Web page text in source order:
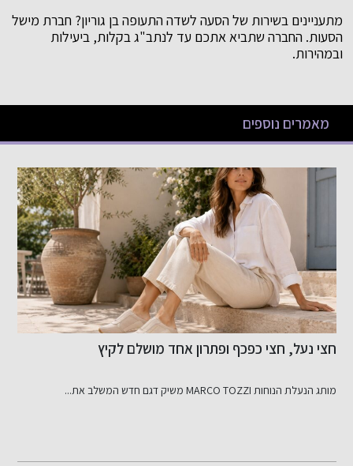
מתעניינים בשירות של הסעה לשדה התעופה בן גוריון? חברת מישל
הסעות. החברה שתביא אתכם עד לנתב"ג בקלות, ביעילות
ובמהירות.
מאמרים נוספים
חצי נעל, חצי כפכף ופתרון אחד מושלם לקיץ
מותג הנעלת הנוחות MARCO TOZZI משיק דגם חדש המשלב את...